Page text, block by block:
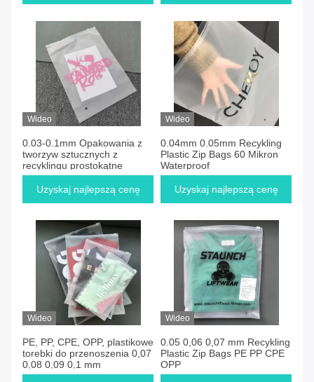
Wideo
0.03-0.1mm Opakowania z
tworzyw sztucznych z
recyklingu prostokątne
Uzyskaj najlepszą cenę
Wideo
0.04mm 0.05mm Recykling
Plastic Zip Bags 60 Mikron
Waterproof
Uzyskaj najlepszą cenę
Wideo
PE, PP, CPE, OPP, plastikowe
torebki do przenoszenia 0,07
0,08 0,09 0,1 mm
Wideo
0.05 0,06 0,07 mm Recykling
Plastic Zip Bags PE PP CPE
OPP